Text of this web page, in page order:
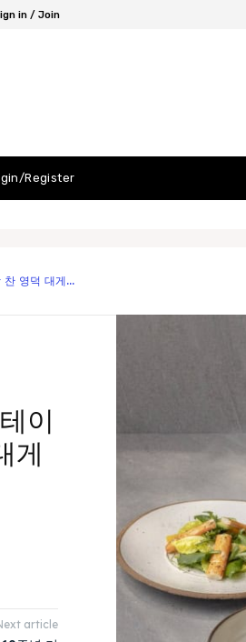
in / Join
Register
찬 영덕 대게...
이
게
article